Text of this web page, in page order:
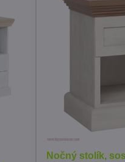
Nočný stolík,